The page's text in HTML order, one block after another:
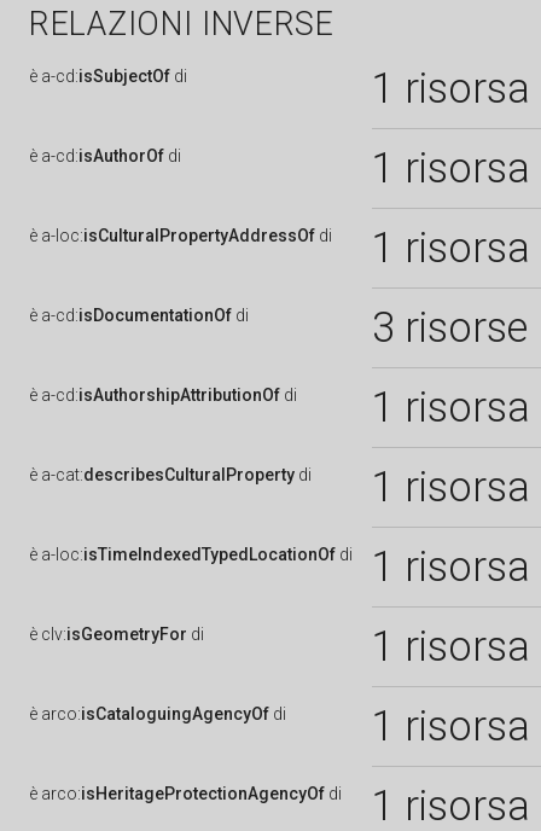
RELAZIONI INVERSE
è a-cd:isSubjectOf di 1 risorsa
è a-cd:isAuthorOf di 1 risorsa
è a-loc:isCulturalPropertyAddressOf di 1 risorsa
è a-cd:isDocumentationOf di 3 risorse
è a-cd:isAuthorshipAttributionOf di 1 risorsa
è a-cat:describesCulturalProperty di 1 risorsa
è a-loc:isTimeIndexedTypedLocationOf di 1 risorsa
è clv:isGeometryFor di 1 risorsa
è arco:isCataloguingAgencyOf di 1 risorsa
è arco:isHeritageProtectionAgencyOf di 1 risorsa